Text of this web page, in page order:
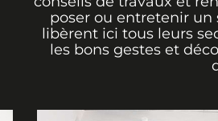
poser ou entretenir un
libèrent ici tous leurs
les bons gestes et